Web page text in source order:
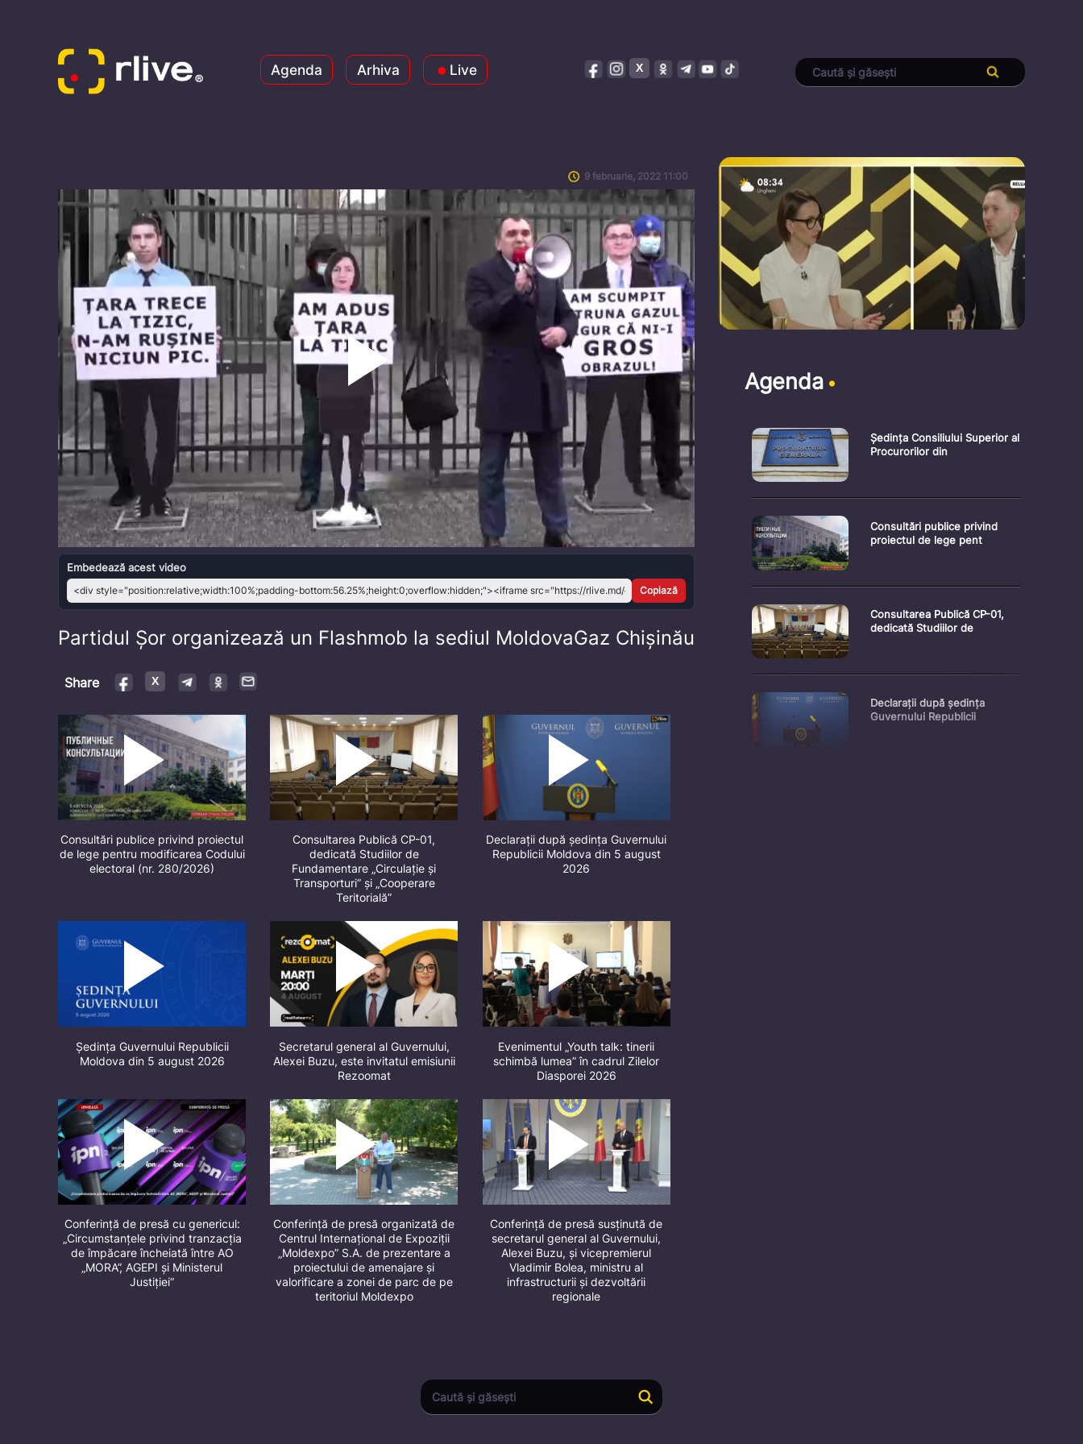
Agenda Arhiva Live
9 februarie, 2022 11:00
Play
Video
Embedează acest video
Copiază
Partidul Șor organizează un Flashmob la sediul MoldovaGaz Chișinău
Share
Consultări publice privind proiectul
de lege pentru modificarea Codului
electoral (nr. 280/2026)
Consultarea Publică CP-01,
dedicată Studiilor de
Fundamentare „Circulație și
Transporturi” și „Cooperare
Teritorială”
Declarații după ședința Guvernului
Republicii Moldova din 5 august
2026
Ședința Guvernului Republicii
Moldova din 5 august 2026
Secretarul general al Guvernului,
Alexei Buzu, este invitatul emisiunii
Rezoomat
Evenimentul „Youth talk: tinerii
schimbă lumea” în cadrul Zilelor
Diasporei 2026
Conferință de presă cu genericul:
„Circumstanțele privind tranzacția
de împăcare încheiată între AO
„MORA”, AGEPI și Ministerul
Justiției”
Conferință de presă organizată de
Centrul Internațional de Expoziții
„Moldexpo” S.A. de prezentare a
proiectului de amenajare și
valorificare a zonei de parc de pe
teritoriul Moldexpo
Conferință de presă susținută de
secretarul general al Guvernului,
Alexei Buzu, și vicepremierul
Vladimir Bolea, ministru al
infrastructurii și dezvoltării
regionale
Agenda
Ședința Consiliului Superior al
Procurorilor din
Consultări publice privind
proiectul de lege pent
Consultarea Publică CP-01,
dedicată Studiilor de
Declarații după ședința
Guvernului Republicii